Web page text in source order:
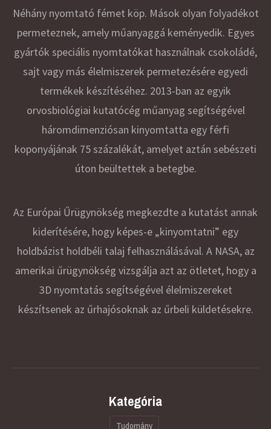
Néhány nyomtató fémet köp. Mások olyan folyadékot
permeteznek, amely műanyaggá keményedik. Egyes
gyártók speciális nyomtatókat használnak csokoládé,
sajt vagy más élelmiszerek permetezésére egyedi
termékek készítéséhez. 2013-ban az egyik
orvosbiológiai kutatócég műanyag segítségével
háromdimenziósan kinyomtatta egy férfi
koponyájának 75 százalékát, amelyet aztán sebészeti
úton beültettek a betegbe.
Az Európai Űrügynökség megkezdte a kutatást annak
kiderítésére, hogy képes-e „kinyomtatni” egy
holdbázist holdbéli talaj felhasználásával. A NASA, az
amerikai űrügynökség vizsgálja azt az ötletet, hogy a
3D nyomtatás segítségével élelmiszereket
készítsenek az űrhajósoknak az űrbeli küldetésekre.
Kategória
Tudomány